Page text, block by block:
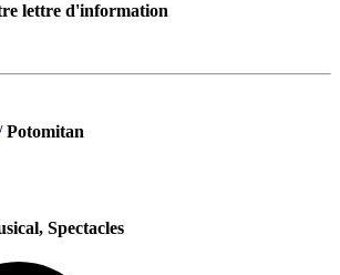
lettre d'information
Potomitan
Spectacles